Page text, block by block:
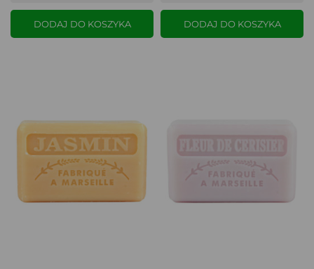
DODAJ DO KOSZYKA DODAJ DO KOSZYKA